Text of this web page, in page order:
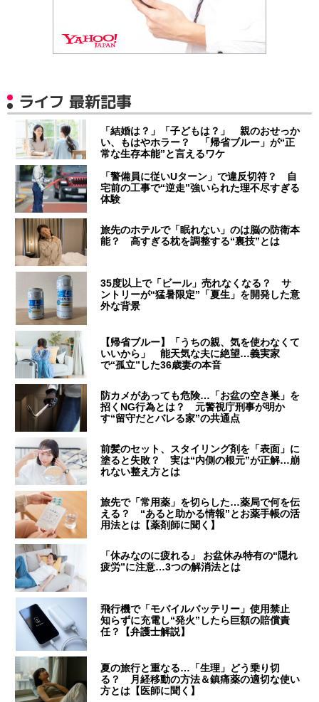
ライフ 最新記事
「結婚は？」「子どもは？」 親のおせっか
い、もはやホラー？ 「帰省ブルー」が“正
常な生存本能”と言えるワケ
「警備員に従いUターン」で違反切符？ 自
宅前の工事で“逆走”強いられた理不尽すぎる
体験
旅先のホテルで「眠れない」のは脳の防衛本
能？ 高すぎる枕を調整する“裏技”とは
35度以上で「ビール」売れなくなる？ サ
ントリーが“猛暑限定”「夏生」を開発した意
外な背景
【帰省ブルー】「うちの親、気を使わなくて
いいから」 能天気な夫に絶望…義実家
で“孤立”した36歳妻の本音
防カメがあっても危険…「お盆の空き巣」を
招くNG行為とは？ 元警視庁刑事が明か
す“留守だとバレる家”の共通点
前髪のセット、スタイリング剤を「表面」に
塗ると失敗？ 実は“内側の根元”が正解…崩
れない整え方とは
旅先で「常用薬」を切らした…薬局で何を伝
える？ “あると助かる情報”とお薬手帳の活
用法とは【薬剤師に聞く】
「休みなのに疲れる」 お盆休み特有の“隠れ
疲労”に注意…3つの解消法とは
飛行機で「モバイルバッテリー」使用禁止
知らずに充電し“発火”したら巨額の賠償責
任？【弁護士解説】
夏の旅行と重なる…「生理」どう乗り切
る？ 月経移動の方法＆鎮痛薬の適切な使い
方とは【医師に聞く】